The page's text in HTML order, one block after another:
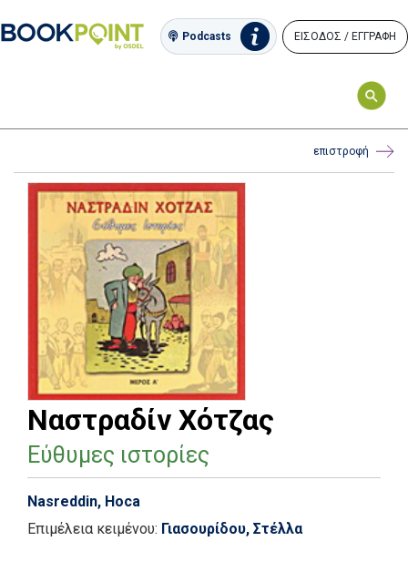
Podcasts ΕΙΣΟΔΟΣ / ΕΓΓΡΑΦΗ
επιστροφή
Ναστραδίν Χότζας
Εύθυμες ιστορίες
Nasreddin, Hoca
Επιμέλεια κειμένου: Γιασουρίδου, Στέλλα